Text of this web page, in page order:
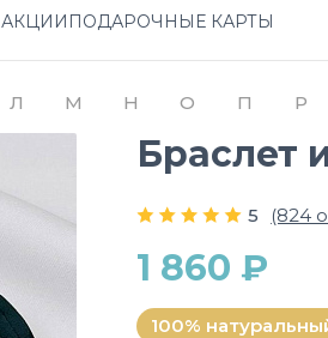
АКЦИИ ПОДАРОЧНЫЕ КАРТЫ
Л М Н О П Р
Браслет
5 (824
1 860 ₽
100%